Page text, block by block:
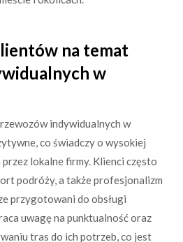
na temat
w
indywidualnych w
co świadczy o wysokiej
lokalne firmy. Klienci często
podróży, a także profesjonalizm
przygotowani do obsługi
uwagę na punktualność oraz
tras do ich potrzeb, co jest